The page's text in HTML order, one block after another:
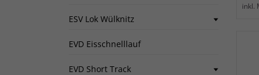
ESV Lok Wülknitz
EVD Eisschnelllauf
EVD Short Track
inkl.